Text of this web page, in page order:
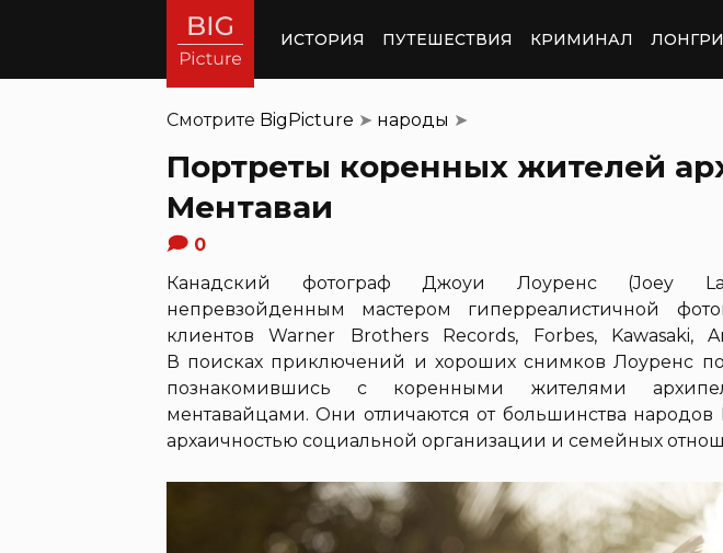
ИСТОРИЯ ПУТЕШЕСТВИЯ КРИМИНАЛ
Смотрите BigPicture ➤ народы ➤
Портреты коренных жителей
Ментаваи
0
Канадский фотограф Джоуи Лоуренс (Joey
непревзойденным мастером гиперреалистичной
клиентов Warner Brothers Records, Forbes, Kawasaki,
В поисках приключений и хороших снимков Лоуренс
познакомившись с коренными жителями
ментавайцами. Они отличаются от большинства
архаичностью социальной организации и семейных